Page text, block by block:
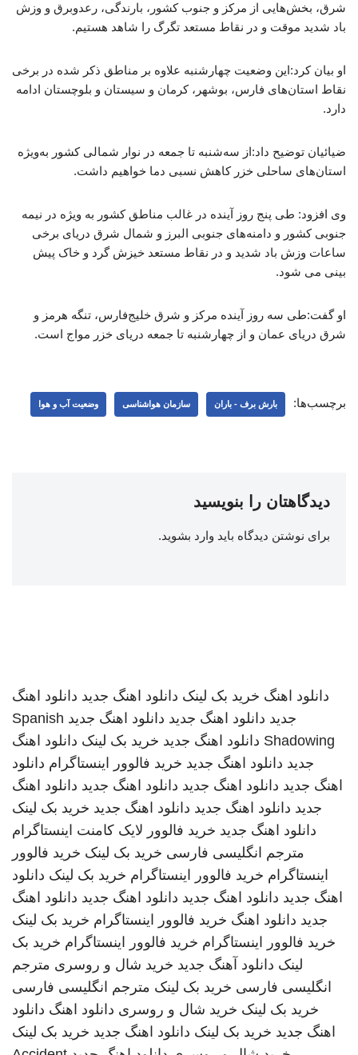
شرق، بخش‌هایی از مرکز و جنوب کشور، بارندگی، رعدوبرق و وزش
باد شدید موقت و در نقاط مستعد تگرگ را شاهد هستیم.
او بیان کرد:این وضعیت چهارشنبه علاوه بر مناطق ذکر شده در برخی
نقاط استان‌های فارس، بوشهر، کرمان و سیستان و بلوچستان ادامه
دارد.
ضیائیان توضیح داد:از سه‌شنبه تا جمعه در نوار شمالی کشور به‌ویژه
استان‌های ساحلی خزر کاهش نسبی دما خواهیم داشت.
وی افزود: طی پنج روز آینده در غالب مناطق کشور به ویژه در نیمه
جنوبی کشور و دامنه‌های جنوبی البرز و شمال شرق دریای برخی
ساعات وزش باد شدید و در نقاط مستعد خیزش گرد و خاک پیش
بینی می شود.
او گفت:طی سه روز آینده مرکز و شرق خلیج‌فارس، تنگه هرمز و
شرق دریای عمان و از چهارشنبه تا جمعه دریای خزر مواج است.
برچسب‌ها: بارش برف - باران سازمان هواشناسی وضعیت آب و هوا
دیدگاهتان را بنویسید
برای نوشتن دیدگاه باید وارد بشوید.
دانلود اهنگ خرید بک لینک دانلود اهنگ جدید دانلود اهنگ
جدید دانلود اهنگ جدید دانلود اهنگ جدید Spanish
Shadowing دانلود اهنگ جدید خرید بک لینک دانلود اهنگ
جدید دانلود اهنگ جدید خرید فالوور اینستاگرام دانلود
اهنگ جدید دانلود اهنگ جدید دانلود اهنگ جدید دانلود اهنگ
جدید دانلود اهنگ جدید دانلود اهنگ جدید خرید بک لینک
دانلود اهنگ جدید خرید فالوور لایک کامنت اینستاگرام
مترجم انگلیسی فارسی خرید بک لینک خرید فالوور
اینستاگرام خرید فالوور اینستاگرام خرید بک لینک دانلود
اهنگ جدید دانلود اهنگ جدید دانلود اهنگ جدید دانلود اهنگ
جدید دانلود اهنگ خرید فالوور اینستاگرام خرید بک لینک
خرید فالوور اینستاگرام خرید فالوور اینستاگرام خرید بک
لینک دانلود آهنگ جدید خرید شال و روسری مترجم
انگلیسی فارسی خرید بک لینک مترجم انگلیسی فارسی
خرید بک لینک خرید شال و روسری دانلود اهنگ دانلود
اهنگ جدید خرید بک لینک دانلود اهنگ جدید خرید بک لینک